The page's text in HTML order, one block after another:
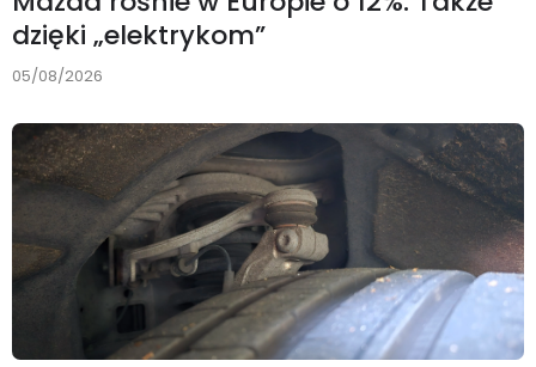
dzięki „elektrykom”
05/08/2026